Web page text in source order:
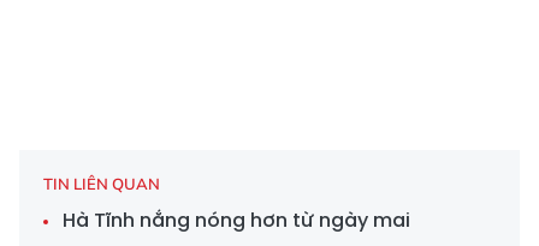
TIN LIÊN QUAN
Hà Tĩnh nắng nóng hơn từ ngày mai